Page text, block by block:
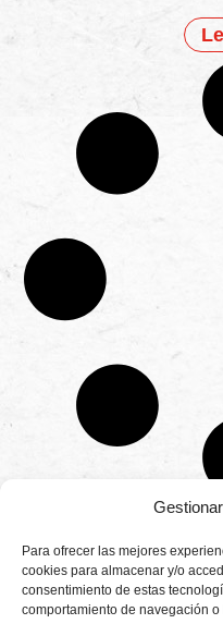
Para ofrecer las mejores
cookies para almacenar y/o
consentimiento de estas
comportamiento de navegación
Productores
de
fresas,